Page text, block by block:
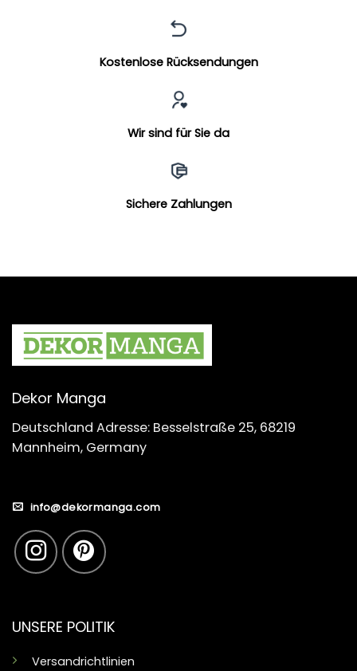
Kostenlose Rücksendungen
Wir sind für Sie da
Sichere Zahlungen
Dekor Manga
Deutschland Adresse: Besselstraße 25, 68219
Mannheim, Germany
info@dekormanga.com
UNSERE POLITIK
Versandrichtlinien